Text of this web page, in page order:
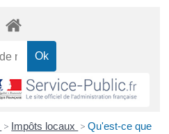
> Impôts locaux > Qu'est-ce que